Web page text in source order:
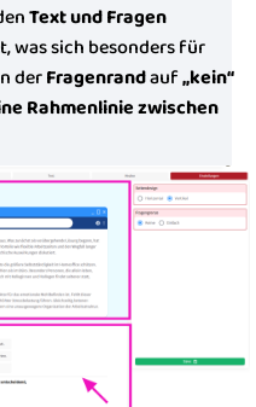
Text und Fragen
was sich besonders für
derFragenrandauf„kein“
Rahmenlinie zwischen